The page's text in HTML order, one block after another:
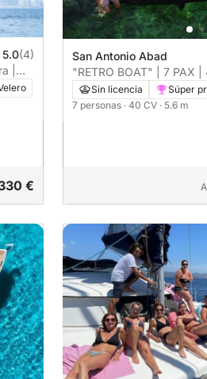
5.0(4)
|
€
San Antonio Abad
"RETRO BOAT" | 7 PAX |
PADDLE SURF GRATIS
Sin licencia
Súper
7 personas · 40 CV · 5.6 m